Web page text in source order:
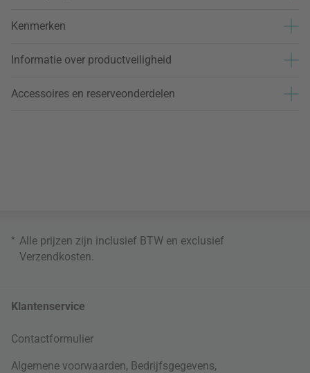
Kenmerken
Informatie over productveiligheid
Accessoires en reserveonderdelen
* Alle prijzen zijn inclusief BTW en exclusief
Verzendkosten
Klantenservice
Contactformulier
Algemene voorwaarden, Bedrijfsgegevens,